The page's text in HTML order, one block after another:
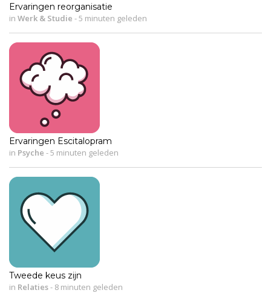
Ervaringen reorganisatie
in Werk & Studie -5 minuten geleden
Ervaringen Escitalopram
in Psyche -5 minuten geleden
Tweede keus zijn
in Relaties- 8 minuten geleden